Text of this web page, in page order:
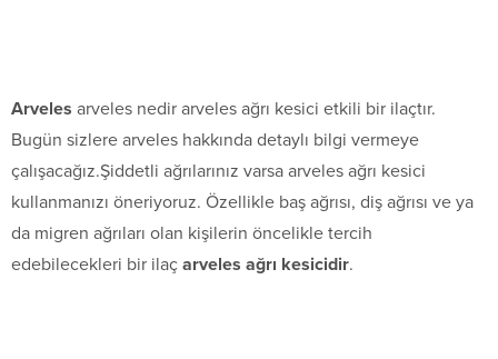
Arveles arveles nedir arveles ağrı kesici etkili bir ilaçtır.
Bugün sizlere arveles hakkında detaylı bilgi vermeye
çalışacağız.Şiddetli ağrılarınız varsa arveles ağrı kesici
kullanmanızı öneriyoruz. Özellikle baş ağrısı, diş ağrısı ve ya
da migren ağrıları olan kişilerin öncelikle tercih
edebilecekleri bir ilaç arveles ağrı kesicidir.